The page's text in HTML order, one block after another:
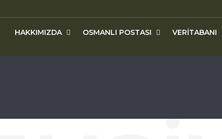
HAKKIMIZDA OSMANLI POSTASI VERITABANI